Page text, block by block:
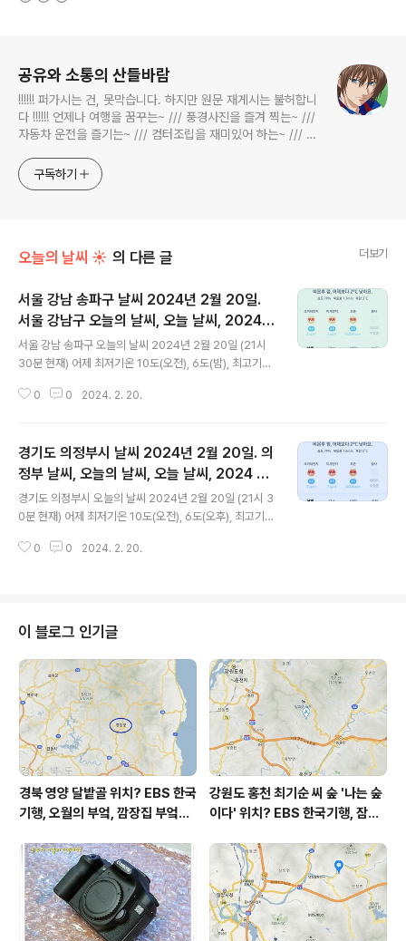
공유와 소통의 산들바람
!!!!!! 퍼가시는 건, 못막습니다. 하지만 원문 재게시는 불허합니
다 !!!!!! 언제나 여행을 꿈꾸는~ /// 풍경사진을 즐겨 찍는~ ///
자동차 운전을 즐기는~ /// 컴터조립을 재미있어 하는~ /// 고
식하는 미드가 있는~ /// 사회적 이슈에 발언하는~ 不老巨
구독하기
오늘의 날씨 ☀ 의 다른 글 더보기
서울 강남 송파구 날씨 2024년 2월 20일.
서울 강남구 오늘의 날씨, 오늘 날씨, 2024 0
220, 초미세먼지, 미세먼지, 황사, 자외선
서울 강남 송파구 오늘의 날씨 2024년 2월 20일 (21시
30분 현재) 어제 최저기온 10도(오전), 6도(밤), 최고기온
온 8도(오후) 어제보다 2도 낮은 최저기온, 어제보다 4도
온이고 낮 12시 - 13시 하루 중 최고기온입니다 * 눈비 올
확률은 위 이미지에서 시간별 기상 상태 참조 대기상황 공
기질은 어제 초미세먼지 좋음 = 12 ㎍/m³ 미세먼지는 좋
음 = 18 ㎍/m³ 황사는 보통 = 25 ㎍/m³ 자외선 (오후)
= 보통 오늘 초미세먼지 좋음 = 2 ㎍/m³ 미세먼지는 좋
음 = 6 ㎍/m³ 황사는 보통 = 3 ..
0 0 2024. 2. 20.
경기도 의정부시 날씨 2024년 2월 20일. 의
정부 날씨, 오늘의 날씨, 오늘 날씨, 2024 02
20, 초미세먼지, 미세먼지, 황사, 자외선
경기도 의정부시 오늘의 날씨 2024년 2월 20일 (21시 3
0분 현재) 어제 최저기온 10도(오전), 6도(오후), 최고기온
(오후) 어제보다 3도 낮은 최저기온, 어제보다 5도 낮은 최
이미지에서 시간별 기상 상태 참조 대기상황 공기질은 어
제 초미세먼지 좋음 = 14 ㎍/m³ 미세먼지는 좋음 = 24
㎍/m³ 황사는 보통 = 20 ㎍/m³ 자외선 (오후) = 보통
오늘 초미세먼지 좋음 = 3 ㎍/m³ 미세먼지는 좋음 = 7
㎍/m³ 황사는 보통 = 3 ㎍/m³ ..
0 0 2024. 2. 20.
이 블로그 인기글
경북 영양 달밭골 위치? EBS 한국
기행, 오월의 부엌, 깜장집 부엌은
어디? / 경상북도 영양군 가볼 만
한 곳, 영양읍 상원리. KBS 인간극
장 임분노미 할머니
강원도 홍천 최기순 씨 숲 '나는 숲
이다' 위치? EBS 한국기행, 잠시
군 최기순 씨 캠핑장 펜션 어디? /
강원도 홍천군 가볼 만한 곳, (구)
까르돈, kbs 인간극장